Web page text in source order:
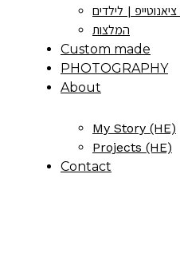
| לילדים
המלצות
Custom made
PHOTOGRAPHY
About
My Story (HE)
Projects (HE)
Contact